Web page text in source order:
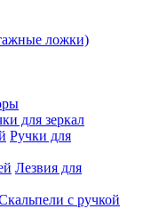
ложки)
для зеркал
Ручки для
Лезвия для
с ручкой